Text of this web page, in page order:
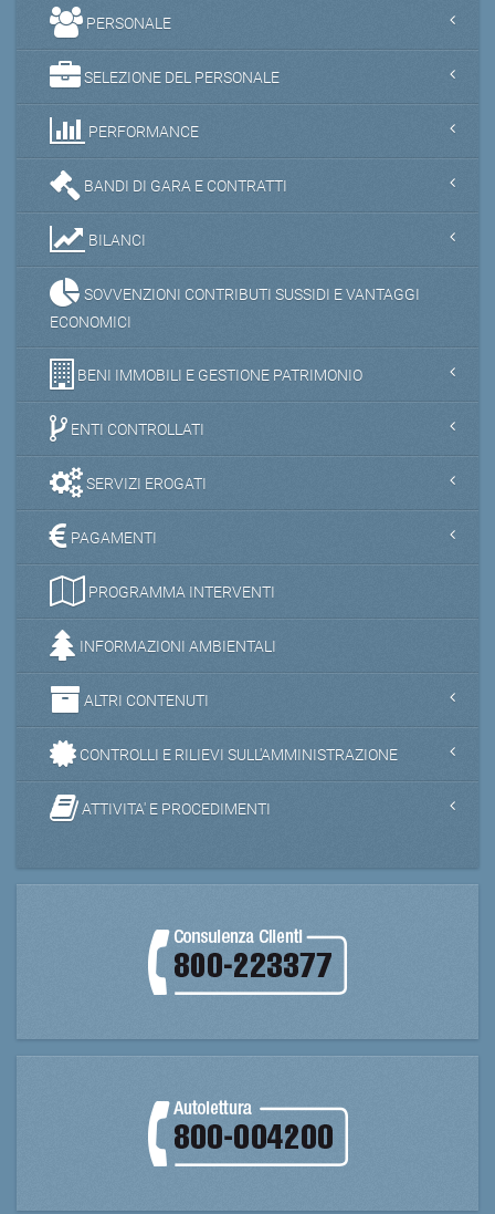
PERSONALE
SELEZIONE DEL PERSONALE
PERFORMANCE
BANDI DI GARA E CONTRATTI
BILANCI
SOVVENZIONI CONTRIBUTI SUSSIDI E VANTAGGI
ECONOMICI
BENI IMMOBILI E GESTIONE PATRIMONIO
ENTI CONTROLLATI
SERVIZI EROGATI
PAGAMENTI
PROGRAMMA INTERVENTI
INFORMAZIONI AMBIENTALI
ALTRI CONTENUTI
CONTROLLI E RILIEVI SULL'AMMINISTRAZIONE
ATTIVITA' E PROCEDIMENTI